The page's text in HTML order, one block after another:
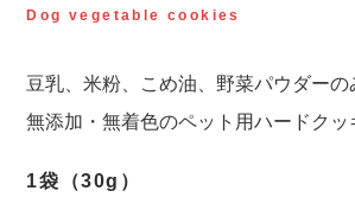
Dog vegetable cookies
豆乳、米粉、こめ油、野菜パウダーの
無添加・無着色のペット用ハードクッ
1袋（30g）